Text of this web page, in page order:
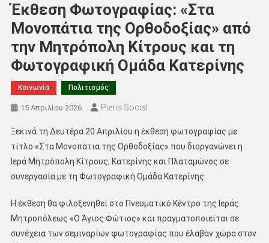
Έκθεση Φωτογραφίας: «Στα
Μονοπάτια της Ορθοδοξίας» από
την Μητρόπολη Κίτρους και τη
Φωτογραφική Ομάδα Κατερίνης
Κοινωνία Πολιτισμός
15 Απριλίου 2026 Pieria Social
Ξεκινά τη Δευτέρα 20 Απριλίου η έκθεση φωτογραφίας με
τίτλο «Στα Μονοπάτια της Ορθοδοξίας» που διοργανώνει η
Ιερά Μητρόπολη Κίτρους, Κατερίνης και Πλαταμώνος σε
συνεργασία με τη Φωτογραφική Ομάδα Κατερίνης.
Η έκθεση θα φιλοξενηθεί στο Πνευματικό Κέντρο της Ιεράς
Μητροπόλεως «Ο Άγιος Φώτιος» και πραγματοποιείται σε
συνέχεια των σεμιναρίων φωτογραφίας που έλαβαν χώρα στον